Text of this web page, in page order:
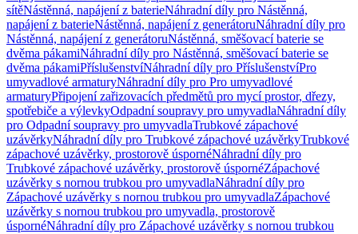
sítěNástěnná, napájení z baterieNáhradní díly pro Nástěnná,
napájení z baterieNástěnná, napájení z generátoruNáhradní díly pro
Nástěnná, napájení z generátoruNástěnná, směšovací baterie se
dvěma pákamiNáhradní díly pro Nástěnná, směšovací baterie se
dvěma pákamiPříslušenstvíNáhradní díly pro PříslušenstvíPro
umyvadlové armaturyNáhradní díly pro Pro umyvadlové
armaturyPřipojení zařizovacích předmětů pro mycí prostor, dřezy,
spotřebiče a výlevkyOdpadní soupravy pro umyvadlaNáhradní díly
pro Odpadní soupravy pro umyvadlaTrubkové zápachové
uzávěrkyNáhradní díly pro Trubkové zápachové uzávěrkyTrubkové
zápachové uzávěrky, prostorově úspornéNáhradní díly pro
Trubkové zápachové uzávěrky, prostorově úspornéZápachové
uzávěrky s nornou trubkou pro umyvadlaNáhradní díly pro
Zápachové uzávěrky s nornou trubkou pro umyvadlaZápachové
uzávěrky s nornou trubkou pro umyvadla, prostorově
úspornéNáhradní díly pro Zápachové uzávěrky s nornou trubkou